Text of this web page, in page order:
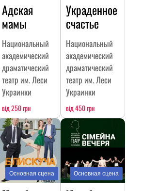
Адская
мамы
Национальный
академический
драматический
театр им. Леси
Украинки
від 250 грн
Украденное
счастье
Национальный
академический
драматический
театр им. Леси
Украинки
від 450 грн
Основная сцена Основная сцена